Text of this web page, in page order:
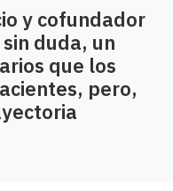
y cofundador
duda, un
que los
pero,